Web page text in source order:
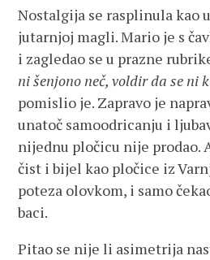
Nostalgija se rasplinula kao
jutarnjoj magli. Mario je s
i zagledao se u prazne
ni šenjono neč, voldir da se ni
pomislio je. Zapravo je
unatoč samoodricanju i
nijednu pločicu nije prodao.
čist i bijel kao pločice iz
poteza olovkom, i samo
baci.
Pitao se nije li asimetrija